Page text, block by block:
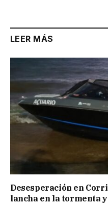
LEER MÁS
Desesperación en
lancha en la tormenta